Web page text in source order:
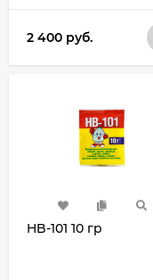
2 400 руб.
HB-101 10 гр